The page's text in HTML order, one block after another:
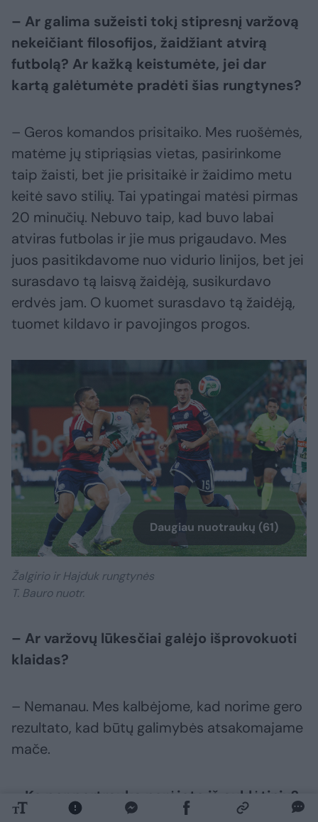
– Ar galima sužeisti tokį stipresnį varžovą
nekeičiant filosofijos, žaidžiant atvirą
futbolą? Ar kažką keistumėte, jei dar
kartą galėtumėte pradėti šias rungtynes?
– Geros komandos prisitaiko. Mes ruošėmės,
matėme jų stipriąsias vietas, pasirinkome
taip žaisti, bet jie prisitaikė ir žaidimo metu
keitė savo stilių. Tai ypatingai matėsi pirmas
20 minučių. Nebuvo taip, kad buvo labai
atviras futbolas ir jie mus prigaudavo. Mes
juos pasitikdavome nuo vidurio linijos, bet jei
surasdavo tą laisvą žaidėją, susikurdavo
erdvės jam. O kuomet surasdavo tą žaidėją,
tuomet kildavo ir pavojingos progos.
Daugiau nuotraukų (61)
Žalgirio ir Hajduk rungtynės
T. Bauro nuotr.
– Ar varžovų lūkesčiai galėjo išprovokuoti
klaidas?
– Nemanau. Mes kalbėjome, kad norime gero
rezultato, kad būtų galimybės atsakomajame
mače.
– Ko per pertrauką norėjote iš auklėtinių?